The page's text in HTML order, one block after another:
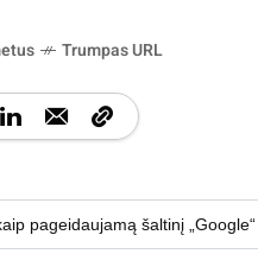
Trumpas URL
pageidaujamą šaltinį „Google“